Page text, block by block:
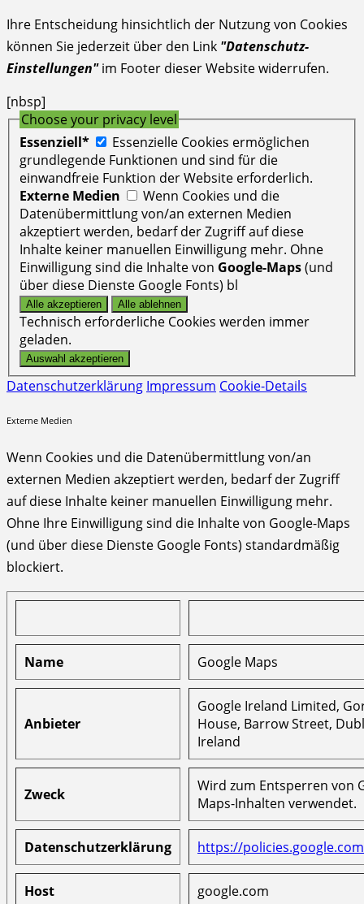
Ihre Entscheidung hinsichtlich der Nutzung von Cookies
können Sie jederzeit über den Link "Datenschutz-
Einstellungen"im Footer dieser Website widerrufen.
[nbsp]
Choose your privacy level
Essenziell*
Essenzielle Cookies ermöglichen
grundlegende Funktionen und sind für die
einwandfreie Funktion der Website erforderlich.
Externe Medien
Wenn Cookies und die
Datenübermittlung von/an externen Medien
akzeptiert werden, bedarf der Zugriff auf diese
Inhalte keiner manuellen Einwilligung mehr. Ohne
Einwilligung sind die Inhalte von Google-Maps(und
über diese Dienste Google Fonts) bl
Technisch erforderliche Cookies werden immer
geladen.
Datenschutzerklärung Impressum Cookie-Details
Externe Medien
Wenn Cookies und die Datenübermittlung von/an
externen Medien akzeptiert werden, bedarf der Zugriff
auf diese Inhalte keiner manuellen Einwilligung mehr.
Ohne Ihre Einwilligung sind die Inhalte von Google-Maps
(und über diese Dienste Google Fonts) standardmäßig
blockiert.
Name Google Maps
Anbieter
Google Ireland Limited,
House, Barrow Street,
Ireland
Zweck
Wird zum Entsperren von
Maps-Inhalten verwendet.
Datenschutzerklärung https://
Host google.com